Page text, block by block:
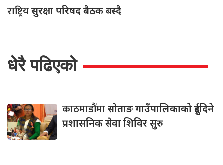
राष्ट्रियसुरक्षा परिषद बैठक बस्दै
धेरै पढिएको
काठमाडौंमासोताङ गाउँपालिकाको दुईदिने
प्रशासनिक सेवा शिविर सुरु